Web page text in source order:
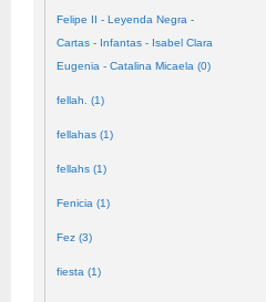
Felipe II - Leyenda Negra -
Cartas - Infantas - Isabel Clara
Eugenia - Catalina Micaela (0)
fellah. (1)
fellahas (1)
fellahs (1)
Fenicia (1)
Fez (3)
fiesta (1)